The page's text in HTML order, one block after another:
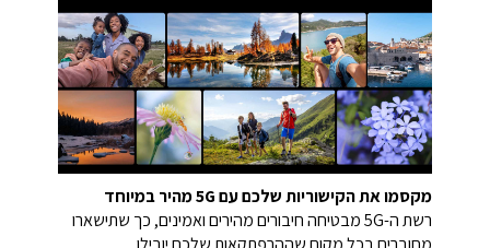
מקסמו את הקישוריות שלכם עם 5G מהיר במיוחד
רשת ה-5G מבטיחה חיבורים מהירים ואמינים, כך שתישארו